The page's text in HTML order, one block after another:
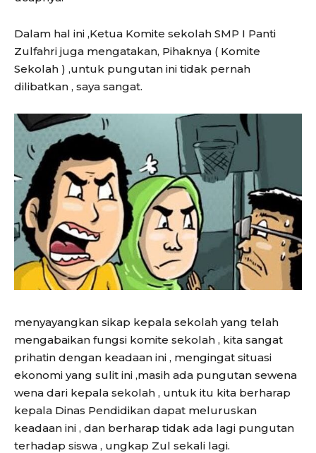
Dalam hal ini ,Ketua Komite sekolah SMP I Panti
Zulfahri juga mengatakan, Pihaknya ( Komite
Sekolah ) ,untuk pungutan ini tidak pernah
dilibatkan , saya sangat.
menyayangkan sikap kepala sekolah yang telah
mengabaikan fungsi komite sekolah , kita sangat
prihatin dengan keadaan ini , mengingat situasi
ekonomi yang sulit ini ,masih ada pungutan sewena
wena dari kepala sekolah , untuk itu kita berharap
kepala Dinas Pendidikan dapat meluruskan
keadaan ini , dan berharap tidak ada lagi pungutan
terhadap siswa , ungkap Zul sekali lagi.